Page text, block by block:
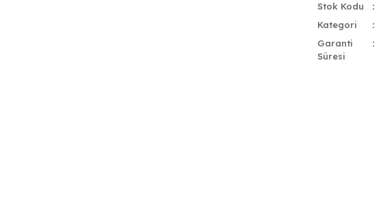
Stok Kodu
Kategori
Garanti
Süresi